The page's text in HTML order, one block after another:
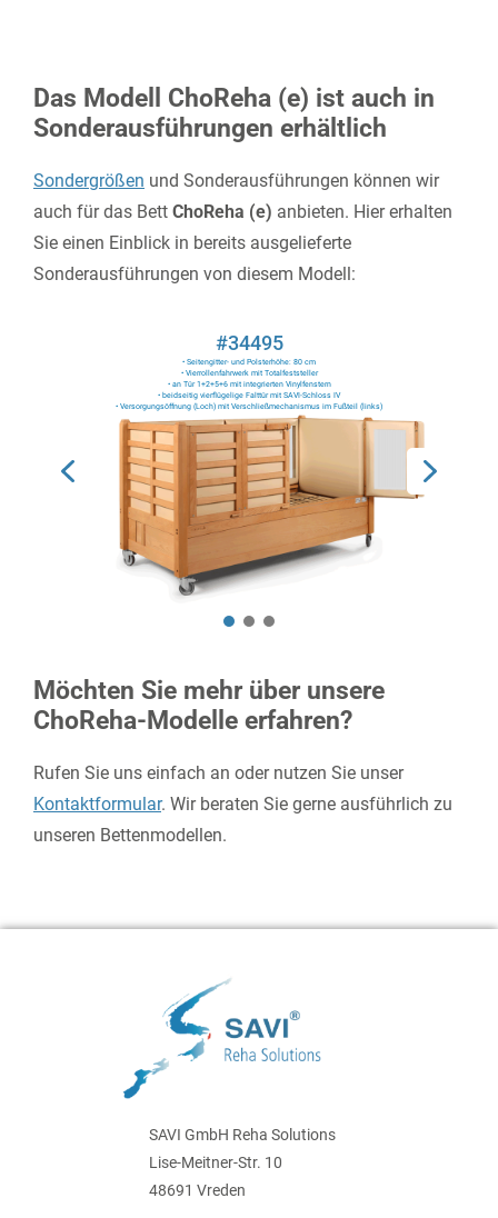
Das Modell ChoReha (e) ist auch in
Sonderausführungen erhältlich
Sondergrößen und Sonderausführungen können wir
auch für das Bett ChoReha (e) anbieten. Hier erhalten
Sie einen Einblick in bereits ausgelieferte
Sonderausführungen von diesem Modell:
• Seitengitter- und Polsterhöhe: 80 cm
• Vierrollenfahrwerk mit Totalfeststeller
• an Tür 1+2+5+6 mit integrierten Vinylfenstern
• beidseitig vierflügelige Falttür mit SAVI-Schloss IV
• Versorgungsöffnung (Loch) mit Verschließmechanismus im Fußteil (links)
#34495
Möchten Sie mehr über unsere
ChoReha-Modelle erfahren?
Rufen Sie uns einfach an oder nutzen Sie unser
Kontaktformular. Wir beraten Sie gerne ausführlich zu
unseren Bettenmodellen.
SAVI GmbH Reha Solutions
Lise-Meitner-Str. 10
48691 Vreden